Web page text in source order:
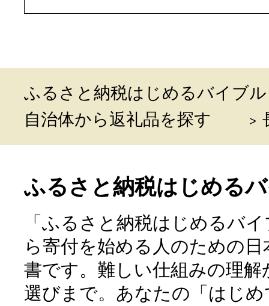
ふるさと納税はじめるバイブル
自治体から返礼品を探す
ふるさと納税はじめる
「ふるさと納税はじめるバ
ら寄付を始める人のための
書です。難しい仕組みの理
選びまで。あなたの「はじ